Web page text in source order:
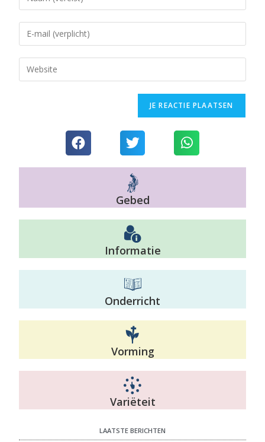
Gebed
Informatie
Onderricht
Vorming
Variëteit
LAATSTE BERICHTEN